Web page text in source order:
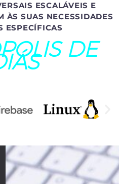
ESCALÁVEIS E
ÀS SUAS NECESSIDADES
ESPECÍFICAS
DE